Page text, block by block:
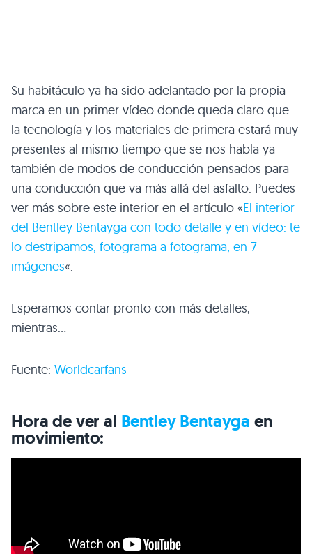
Su habitáculo ya ha sido adelantado por la propia
marca en un primer vídeo donde queda claro que
la tecnología y los materiales de primera estará muy
presentes al mismo tiempo que se nos habla ya
también de modos de conducción pensados para
una conducción que va más allá del asfalto. Puedes
ver más sobre este interior en el artículo «El interior
del Bentley Bentayga con todo detalle y en vídeo: te
lo destripamos, fotograma a fotograma, en 7
imágenes«.
Esperamos contar pronto con más detalles,
mientras…
Fuente: Worldcarfans
Hora de ver al Bentley Bentayga en
movimiento: